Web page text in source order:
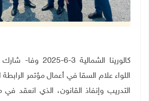
كالورينا الشمالية
اللواء علام السقا في أعمال مؤتمر الرابطة
التدريب وإنفاذ القانون، الذي انعقد